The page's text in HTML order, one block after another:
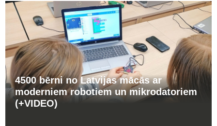
4500 bērni no Latvijas mācās ar
moderniem robotiem un mikrodatoriem
(+VIDEO)